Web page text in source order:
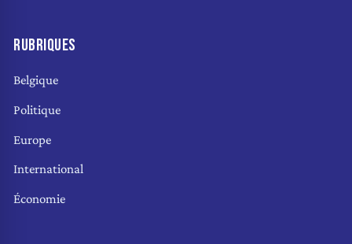
RUBRIQUES
Belgique
Politique
Europe
International
Économie